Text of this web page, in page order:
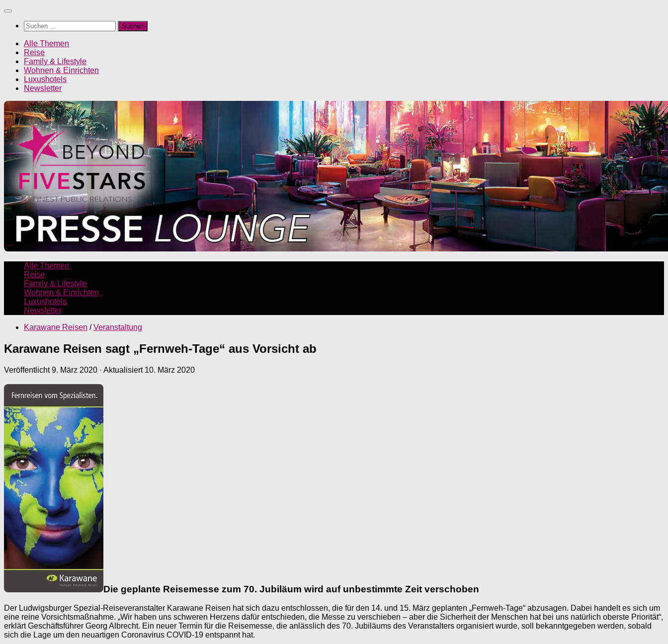
Unter
Inhalt
Suchen
nach:
Alle Themen
Reise
Family & Lifestyle
Wohnen & Einrichten
Luxushotels
Newsletter
Alle Themen
Reise
Family & Lifestyle
Wohnen & Einrichten
Luxushotels
Newsletter
Karawane Reisen / Veranstaltung
Karawane Reisen sagt „Fernweh-Tage“ aus Vorsicht ab
Veröffentlicht9. März 2020 · Aktualisiert 10. März 2020
Die geplante Reisemesse zum 70. Jubiläum wird auf unbestimmte Zeit verschoben
Der Ludwigsburger Spezial-Reiseveranstalter Karawane Reisen hat sich dazu entschlossen, die für den 14. und 15. März ­geplanten „Fernweh-Tage“ abzusagen. Dabei handelt es sich um
eine reine Vorsichtsmaßnahme. „Wir haben uns ­schweren Herzens dafür entschieden, die Messe zu verschieben – aber die Sicherheit der Menschen hat bei uns natürlich oberste Priorität“,
erklärt Geschäftsführer Georg Albrecht. Ein neuer Termin für die Reisemesse, die anlässlich des 70. Jubiläums des Veranstalters organisiert wurde, soll bekanntgegeben werden, sobald
sich die Lage um den neuartigen ­Coronavirus ­COVID-19 entspannt hat.